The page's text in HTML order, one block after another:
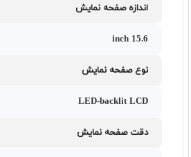
اندازه صفحه نمایش
15.6 inch
نوع صفحه نمایش
LED-backlit LCD
دقت صفحه نمایش